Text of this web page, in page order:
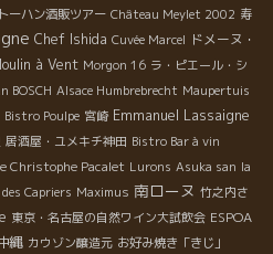
トーハン酒販ツアー Château Meylet 2002 寿
Chef Ishida Cuvée Marcel ドメーヌ・
à Vent Morgon 16 ラ・ピエール・シ
BOSCH Alsace Humbrebrecht Maupertuis
Bistro Poulpe 宮崎 Emmanuel Lassaigne
居酒屋・ユメキチ神田 Bistro Bar à vin
Christophe Pacalet Lurons Asuka san la
Capriers Maximus 南ローヌ 竹之内さ
東京・名古屋の自然ワイン大試飲会 ESPOA
縄 カウゾン醸造元 お好み焼き「きじ」